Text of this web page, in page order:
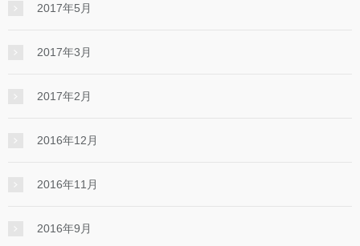
2017年5月
2017年3月
2017年2月
2016年12月
2016年11月
2016年9月